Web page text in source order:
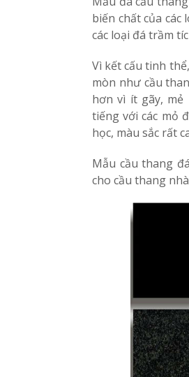
biến chất của
các loại đá trầm
Vì kết cấu tinh
mòn như cầu
hơn vì ít gãy,
tiếng với các mỏ
học, màu sắc rất
Mẫu cầu thang
cho cầu thang